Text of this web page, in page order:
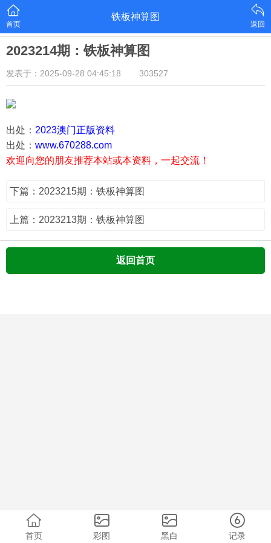
首页
铁板神算图
返回
2023214期：铁板神算图
发表于：2025-09-28 04:45:18 303527
出处： 2023澳门正版资料
出处： www.670288.com
欢迎向您的朋友推荐本站或本资料，一起交流！
下篇：2023215期：铁板神算图
上篇：2023213期：铁板神算图
返回首页
首页 彩图 黑白 记录